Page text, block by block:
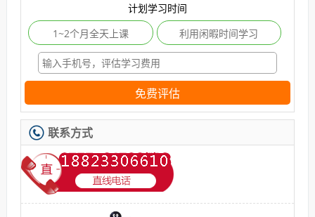
计划学习时间
1~2个月全天上课
利用闲暇时间学习
免费评估
联系方式